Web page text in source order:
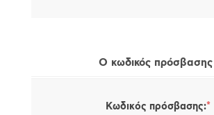
Ο κωδικός πρόσβασης
Κωδικός πρόσβασης:*